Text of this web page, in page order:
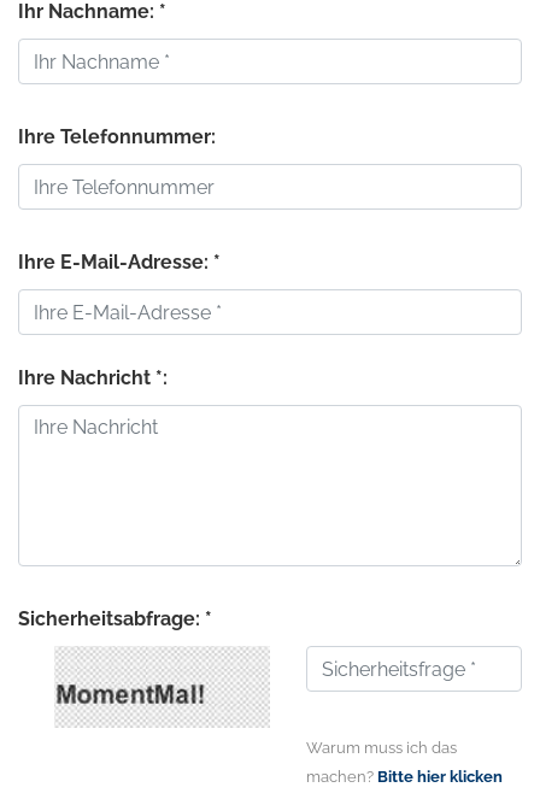
Ihr Nachname: *
Ihre Telefonnummer:
Ihre E-Mail-Adresse: *
Ihre Nachricht *:
Sicherheitsabfrage: *
Warum muss ich das
machen? Bitte hier klicken